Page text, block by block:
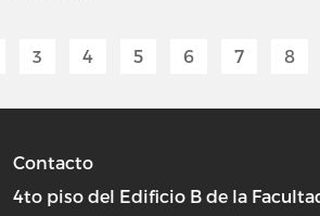
3 4 5 6 7 8
Contacto
4to piso del Edificio B de la